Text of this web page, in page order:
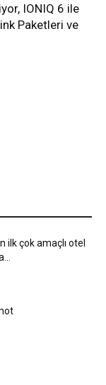
IONIQ 6 ile
Paketleri ve
ilk çok amaçlı otel